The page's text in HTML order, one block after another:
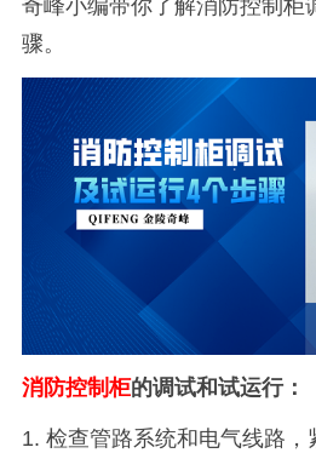
奇峰小编带你了解消防控制柜
骤。
消防控制柜的调试和试运行：
1. 检查管路系统和电气线路，